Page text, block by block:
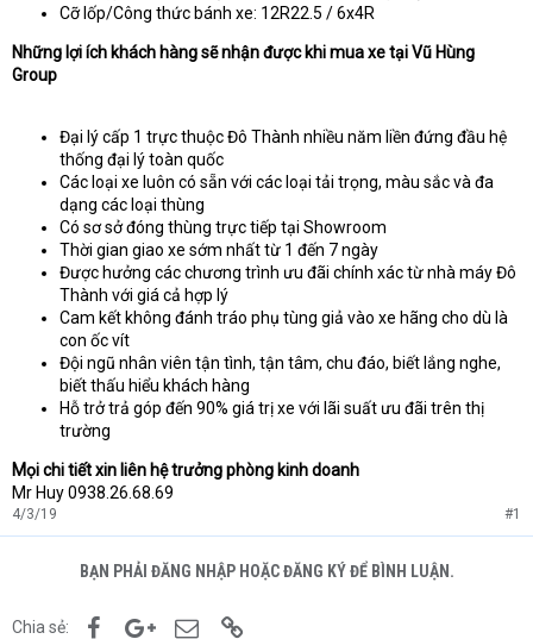
Cỡ lốp/Công thức bánh xe: 12R22.5 / 6x4R
Những lợi ích khách hàng sẽ nhận được khi mua xe tại Vũ Hùng
Group
Đại lý cấp 1 trực thuộc Đô Thành nhiều năm liền đứng đầu hệ
thống đại lý toàn quốc
Các loại xe luôn có sẵn với các loại tải trọng, màu sắc và đa
dạng các loại thùng
Có sơ sở đóng thùng trực tiếp tại Showroom
Thời gian giao xe sớm nhất từ 1 đến 7 ngày
Được hưởng các chương trình ưu đãi chính xác từ nhà máy Đô
Thành với giá cả hợp lý
Cam kết không đánh tráo phụ tùng giả vào xe hãng cho dù là
con ốc vít
Đội ngũ nhân viên tận tình, tận tâm, chu đáo, biết lắng nghe,
biết thấu hiểu khách hàng
Hỗ trở trả góp đến 90% giá trị xe với lãi suất ưu đãi trên thị
trường
Mọi chi tiết xin liên hệ trưởng phòng kinh doanh
Mr Huy 0938.26.68.69
4/3/19 #1
BẠN PHẢI ĐĂNG NHẬP HOẶC ĐĂNG KÝ ĐỂ BÌNH LUẬN.
Chia sẻ: FacebookGoogle+Email